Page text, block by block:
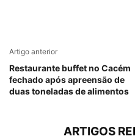
Artigo anterior
Restaurante buffet no Cacém
fechado após apreensão de
duas toneladas de alimentos
ARTIGOS